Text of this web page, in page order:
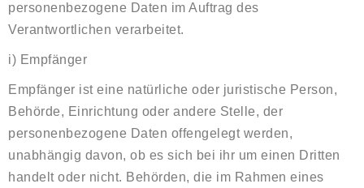
personenbezogene Daten im Auftrag des
Verantwortlichen verarbeitet.
i) Empfänger
Empfänger ist eine natürliche oder juristische Person,
Behörde, Einrichtung oder andere Stelle, der
personenbezogene Daten offengelegt werden,
unabhängig davon, ob es sich bei ihr um einen Dritten
handelt oder nicht. Behörden, die im Rahmen eines